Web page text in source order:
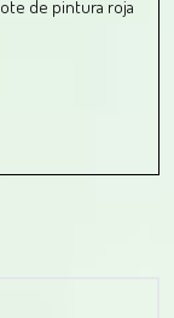
de pintura roja